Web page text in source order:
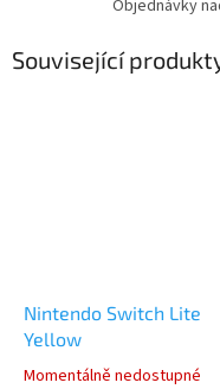
Objednávky
Související
Nintendo Switch Lite
Yellow
Momentálně nedostupné